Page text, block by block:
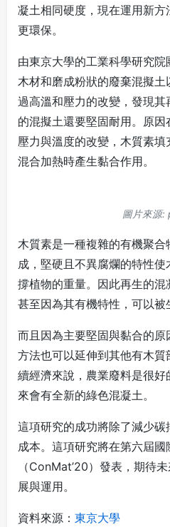
凝土相同硬度，現在運用新方
更環保。
由東京大學的工業科學研究
木材和磨成粉狀的廢棄混擬
過高溫和壓力的改變，發現
的混擬土還要堅固耐用。原
壓力與溫度的改變，木質素
混合加熱時產生黏合作用。
圖片來源:
木質素是一種複雜的有機聚合
成，堅硬且不異腐爛的特性
撐植物的重量。因此再生的混
甚至因為其有機特性，可以被
而且因為主要堅固與黏合的
方法也可以延伸到其他有木
續經濟來說，農業廢料是很
來會有全新的綠色混凝土。
這項研究的成功將除了減少
成本。這項研究將在第六屆國
（ConMat’20）發表，期待
展與運用。
資料來源： 東京大學